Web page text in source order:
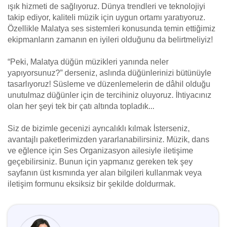
ışık hizmeti de sağlıyoruz. Dünya trendleri ve teknolojiyi
takip ediyor, kaliteli müzik için uygun ortamı yaratıyoruz.
Özellikle Malatya ses sistemleri konusunda temin ettiğimiz
ekipmanların zamanın en iyileri olduğunu da belirtmeliyiz!
“Peki, Malatya düğün müzikleri yanında neler
yapıyorsunuz?” derseniz, aslında düğünlerinizi bütünüyle
tasarlıyoruz! Süsleme ve düzenlemelerin de dâhil olduğu
unutulmaz düğünler için de tercihiniz oluyoruz. İhtiyacınız
olan her şeyi tek bir çatı altında topladık...
Siz de bizimle gecenizi ayrıcalıklı kılmak İsterseniz,
avantajlı paketlerimizden yararlanabilirsiniz. Müzik, dans
ve eğlence için Ses Organizasyon ailesiyle iletişime
geçebilirsiniz. Bunun için yapmanız gereken tek şey
sayfanın üst kısmında yer alan bilgileri kullanmak veya
iletişim formunu eksiksiz bir şekilde doldurmak.